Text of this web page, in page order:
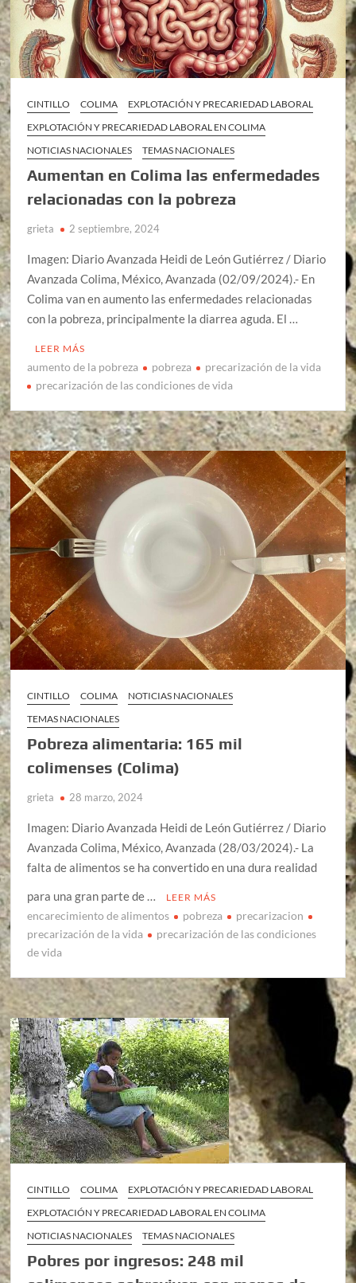
CINTILLO COLIMA
EXPLOTACIÓN Y PRECARIEDAD LABORAL
EXPLOTACIÓN Y PRECARIEDAD LABORAL EN COLIMA
NOTICIAS NACIONALES
TEMAS NACIONALES
Aumentan en Colima las enfermedades
relacionadas con la pobreza
grieta 2 septiembre, 2024
Imagen: Diario Avanzada Heidi de León Gutiérrez / Diario
Avanzada Colima, México, Avanzada (02/09/2024).- En
Colima van en aumento las enfermedades relacionadas
con la pobreza, principalmente la diarrea aguda. El …
LEER MÁS
aumento de la pobreza pobreza
precarización de la vida
precarización de las condiciones de vida
CINTILLO COLIMA
NOTICIAS NACIONALES
TEMAS NACIONALES
Pobreza alimentaria: 165 mil
colimenses (Colima)
grieta 28 marzo, 2024
Imagen: Diario Avanzada Heidi de León Gutiérrez / Diario
Avanzada Colima, México, Avanzada (28/03/2024).- La
falta de alimentos se ha convertido en una dura realidad
para una gran parte de …
LEER MÁS
encarecimiento de alimentos pobreza
precarizacion
precarización de la vida
precarización de las condiciones
de vida
CINTILLO COLIMA
EXPLOTACIÓN Y PRECARIEDAD LABORAL
EXPLOTACIÓN Y PRECARIEDAD LABORAL EN COLIMA
NOTICIAS NACIONALES
TEMAS NACIONALES
Pobres por ingresos: 248 mil